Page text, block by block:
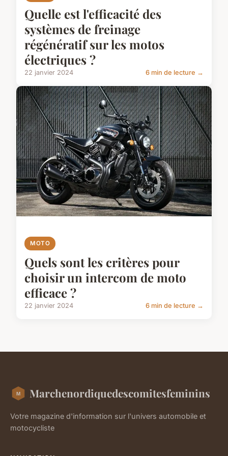
Quelle est l'efficacité des
systèmes de freinage
régénératif sur les motos
électriques ?
22 janvier 2024 6 min de lecture →
MOTO
Quels sont les critères pour
choisir un intercom de moto
efficace ?
22 janvier 2024 6 min de lecture →
Marchenordiquedescomitesfeminins
Votre magazine d'information sur l'univers automobile et
motocycliste